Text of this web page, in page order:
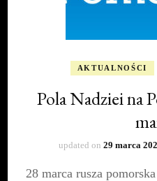
AKTUALNOŚCI
Pola Nadziei na
updated on 29 marca
28 marca rusza